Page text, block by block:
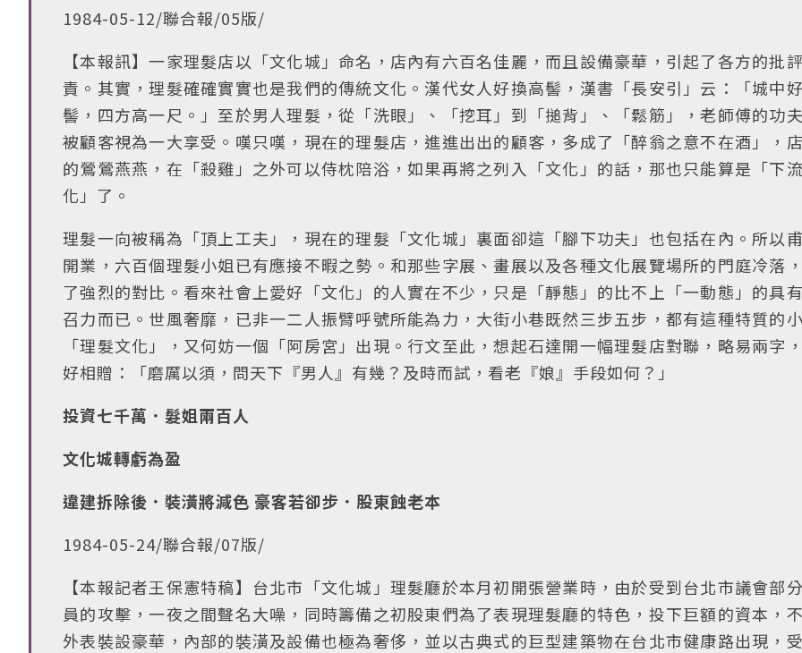
1984-05-12/聯合報/05版/
【本報訊】一家理髮店以「文化城」命名，店內有六百名佳麗，而且設備豪華，引起了各方的批
責。其實，理髮確確實實也是我們的傳統文化。漢代女人好換高髻，漢書「長安引」云：「城中
髻，四方高一尺。」至於男人理髮，從「洗眼」、「挖耳」到「搥背」、「鬆筋」，老師傅的功
被顧客視為一大享受。嘆只嘆，現在的理髮店，進進出出的顧客，多成了「醉翁之意不在酒」，
的鶯鶯燕燕，在「殺雞」之外可以侍枕陪浴，如果再將之列入「文化」的話，那也只能算是「下
化」了。
理髮一向被稱為「頂上工夫」，現在的理髮「文化城」裏面卻這「腳下功夫」也包括在內。所以
開業，六百個理髮小姐已有應接不暇之勢。和那些字展、畫展以及各種文化展覽場所的門庭冷落
了強烈的對比。看來社會上愛好「文化」的人實在不少，只是「靜態」的比不上「一動態」的具
召力而已。世風奢靡，已非一二人振臂呼號所能為力，大街小巷既然三步五步，都有這種特質的
「理髮文化」，又何妨一個「阿房宮」出現。行文至此，想起石達開一幅理髮店對聯，略易兩字
好相贈：「磨厲以須，問天下『男人』有幾？及時而試，看老『娘』手段如何？」
投資七千萬．髮姐兩百人
文化城轉虧為盈
違建拆除後．裝潢將減色 豪客若卻步．股東蝕老本
1984-05-24/聯合報/07版/
【本報記者王保憲特稿】台北市「文化城」理髮廳於本月初開張營業時，由於受到台北市議會部
員的攻擊，一夜之間聲名大噪，同時籌備之初股東們為了表現理髮廳的特色，投下巨額的資本，
外表裝設豪華，內部的裝潢及設備也極為奢侈，並以古典式的巨型建築物在台北市健康路出現，